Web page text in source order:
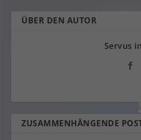
ÜBER DEN AUTOR
Servus
ZUSAMMENHÄNGENDE